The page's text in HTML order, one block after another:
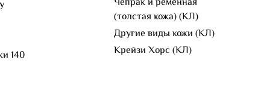
140
(толстая кожа) (КЛ)
Другие виды кожи (КЛ)
Крейзи Хорс (КЛ)